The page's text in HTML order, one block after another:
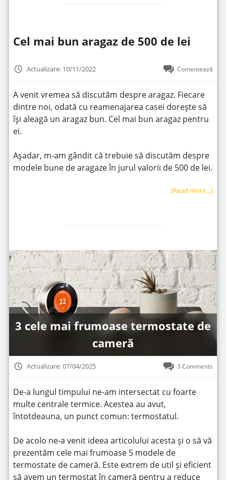
Cel mai bun aragaz de 500 de lei
Actualizare: 10/11/2022 Comentează
A venit vremea să discutăm despre aragaz. Fiecare
dintre noi, odată cu reamenajarea casei dorește să
își aleagă un aragaz bun. Cel mai bun aragaz pentru
ei.
Așadar, m-am gândit că trebuie să discutăm despre
modele bune de aragaze în jurul valorii de 500 de lei.
[Read more…]
3 cele mai frumoase termostate de
cameră
Actualizare: 07/04/2025 3 Comments
De-a lungul timpului ne-am intersectat cu foarte
multe centrale termice. Acestea au avut,
întotdeauna, un punct comun: termostatul.
De acolo ne-a venit ideea articolului acesta și o să vă
prezentăm cele mai frumoase 5 modele de
termostate de cameră. Este extrem de util și eficient
să avem un termostat în cameră pentru a reduce